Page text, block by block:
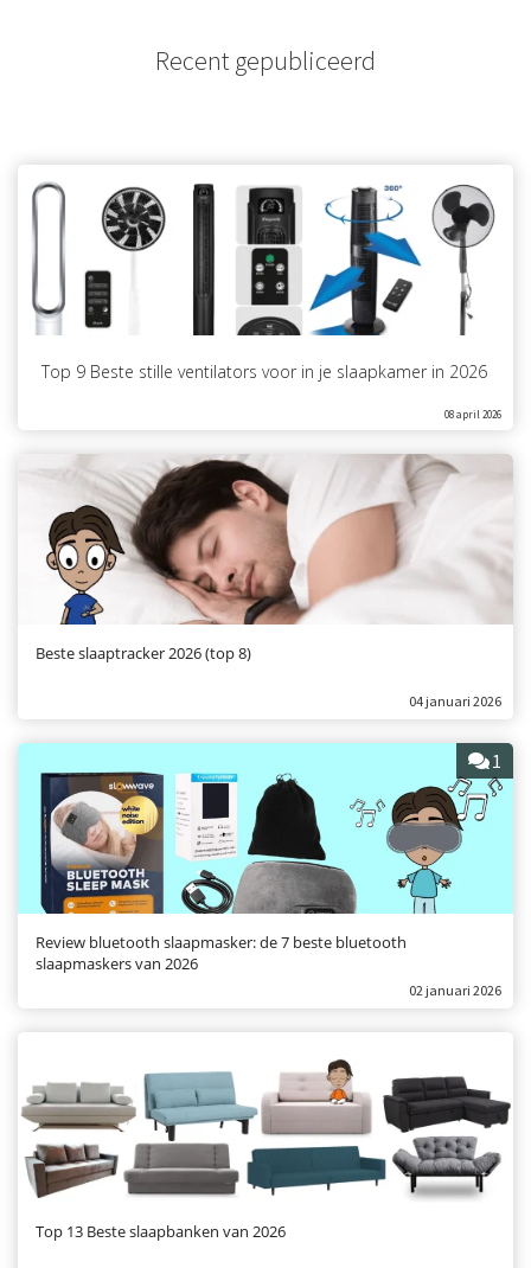
Recent gepubliceerd
Top 9 Beste stille ventilators voor in je slaapkamer in 2026
08 april 2026
Beste slaaptracker 2026 (top 8)
04 januari 2026
1
Review bluetooth slaapmasker: de 7 beste bluetooth
slaapmaskers van 2026
02 januari 2026
Top 13 Beste slaapbanken van 2026